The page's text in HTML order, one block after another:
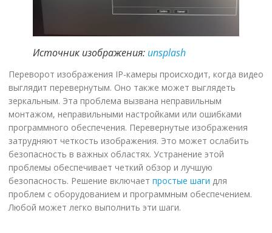
Источник изображения: unsplash
Переворот изображения IP-камеры происходит, когда видео
выглядит перевернутым. Оно также может выглядеть
зеркальным. Эта проблема вызвана неправильным
монтажом, неправильными настройками или ошибками
программного обеспечения. Перевернутые изображения
затрудняют четкость изображения. Это может ослабить
безопасность в важных областях. Устранение этой
проблемы обеспечивает четкий обзор и лучшую
безопасность. Решение включает простые шаги для
проблем с оборудованием и программным обеспечением.
Любой может легко выполнить эти шаги.